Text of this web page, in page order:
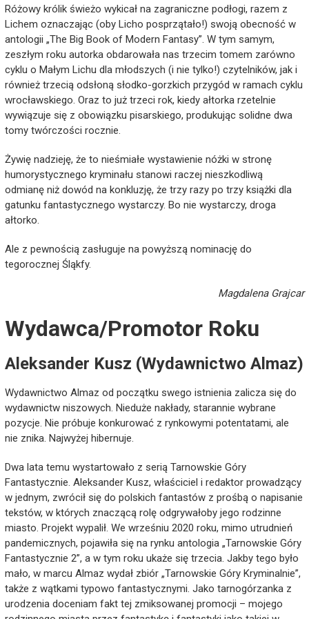
Różowy królik świeżo wykicał na zagraniczne podłogi, razem z
Lichem oznaczając (oby Licho posprzątało!) swoją obecność w
antologii „The Big Book of Modern Fantasy”. W tym samym,
zeszłym roku autorka obdarowała nas trzecim tomem zarówno
cyklu o Małym Lichu dla młodszych (i nie tylko!) czytelników, jak i
również trzecią odsłoną słodko-gorzkich przygód w ramach cyklu
wrocławskiego. Oraz to już trzeci rok, kiedy ałtorka rzetelnie
wywiązuje się z obowiązku pisarskiego, produkując solidne dwa
tomy twórczości rocznie.
Żywię nadzieję, że to nieśmiałe wystawienie nóżki w stronę
humorystycznego kryminału stanowi raczej nieszkodliwą
odmianę niż dowód na konkluzję, że trzy razy po trzy książki dla
gatunku fantastycznego wystarczy. Bo nie wystarczy, droga
ałtorko.
Ale z pewnością zasługuje na powyższą nominację do
tegorocznej Śląkfy.
Magdalena Grajcar
Wydawca/Promotor Roku
Aleksander Kusz (Wydawnictwo Almaz)
Wydawnictwo Almaz od początku swego istnienia zalicza się do
wydawnictw niszowych. Nieduże nakłady, starannie wybrane
pozycje. Nie próbuje konkurować z rynkowymi potentatami, ale
nie znika. Najwyżej hibernuje.
Dwa lata temu wystartowało z serią Tarnowskie Góry
Fantastycznie. Aleksander Kusz, właściciel i redaktor prowadzący
w jednym, zwrócił się do polskich fantastów z prośbą o napisanie
tekstów, w których znaczącą rolę odgrywałoby jego rodzinne
miasto. Projekt wypalił. We wrześniu 2020 roku, mimo utrudnień
pandemicznych, pojawiła się na rynku antologia „Tarnowskie Góry
Fantastycznie 2”, a w tym roku ukaże się trzecia. Jakby tego było
mało, w marcu Almaz wydał zbiór „Tarnowskie Góry Kryminalnie”,
także z wątkami typowo fantastycznymi. Jako tarnogórzanka z
urodzenia doceniam fakt tej zmiksowanej promocji – mojego